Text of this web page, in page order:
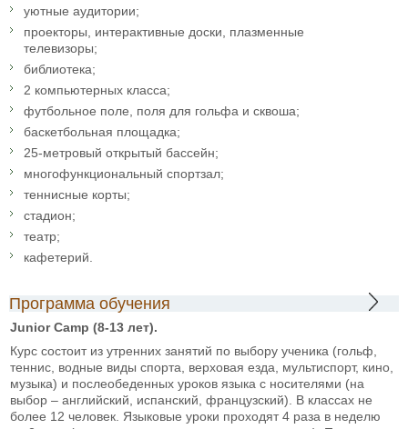
уютные аудитории;
проекторы, интерактивные доски, плазменные
телевизоры;
библиотека;
2 компьютерных класса;
футбольное поле, поля для гольфа и сквоша;
баскетбольная площадка;
25-метровый открытый бассейн;
многофункциональный спортзал;
теннисные корты;
стадион;
театр;
кафетерий.
Программа обучения
Junior Camp (8-13 лет).
Курс состоит из утренних занятий по выбору ученика (гольф,
теннис, водные виды спорта, верховая езда, мультиспорт, кино,
музыка) и послеобеденных уроков языка с носителями (на
выбор – английский, испанский, французский). В классах не
более 12 человек. Языковые уроки проходят 4 раза в неделю